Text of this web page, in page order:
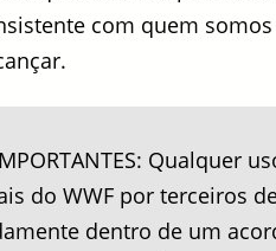
com quem
Qualquer
do WWF por terceiros
dentro de um